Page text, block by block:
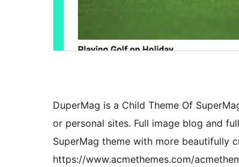
DuperMag is a Child Theme Of
or personal sites. Full image blog and
SuperMag theme with more beautifully
https://www.acmethemes.com/